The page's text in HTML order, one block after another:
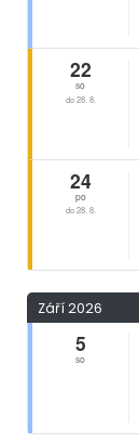
22
so
do 28. 8.
24
po
do 28. 8.
Září 2026
5
so